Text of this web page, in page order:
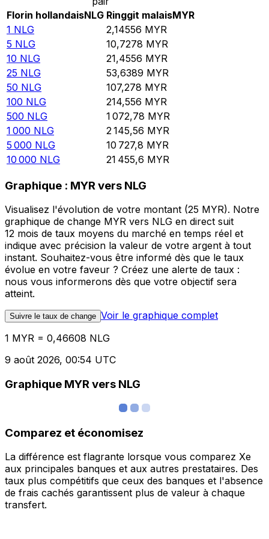
Florin hollandaisNLG Ringgit malaisMYR
1 NLG 2,14556 MYR
5 NLG 10,7278 MYR
10 NLG 21,4556 MYR
25 NLG 53,6389 MYR
50 NLG 107,278 MYR
100 NLG 214,556 MYR
500 NLG 1 072,78 MYR
1 000 NLG 2 145,56 MYR
5 000 NLG 10 727,8 MYR
10 000 NLG 21 455,6 MYR
Graphique : MYR vers NLG
Visualisez l'évolution de votre montant (25 MYR). Notre
graphique de change MYR vers NLG en direct suit
12 mois de taux moyens du marché en temps réel et
indique avec précision la valeur de votre argent à tout
instant. Souhaitez-vous être informé dès que le taux
évolue en votre faveur ? Créez une alerte de taux :
nous vous informerons dès que votre objectif sera
atteint.
Suivre le taux de change Voir le graphique complet
1 MYR = 0,46608 NLG
9 août 2026, 00:54 UTC
Graphique MYR vers NLG
Comparez et économisez
La différence est flagrante lorsque vous comparez Xe
aux principales banques et aux autres prestataires. Des
taux plus compétitifs que ceux des banques et l'absence
de frais cachés garantissent plus de valeur à chaque
transfert.